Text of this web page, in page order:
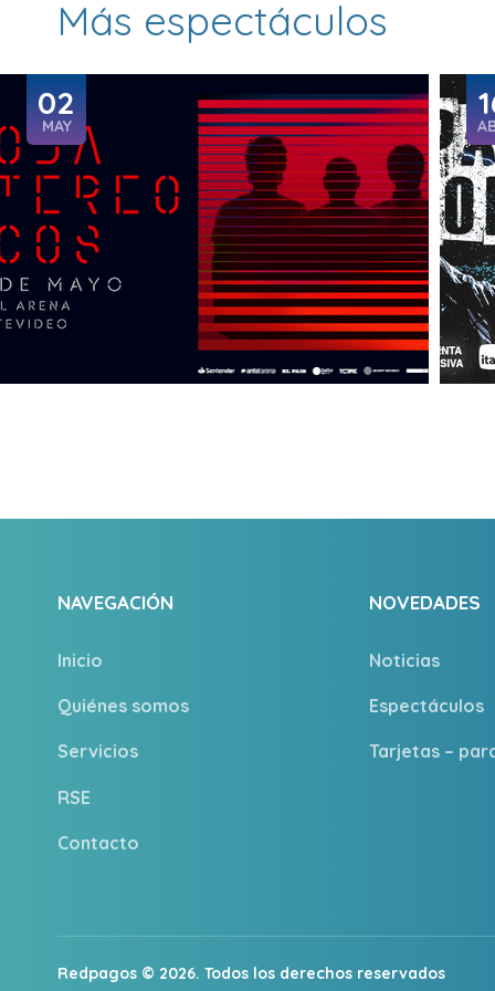
Más espectáculos
02
MAY
NAVEGACIÓN
Inicio
Quiénes somos
Servicios
RSE
Contacto
NOVEDADES
Noticias
Espectáculos
Tarjetas –
Redpagos © 2026. Todos los derechos reservados